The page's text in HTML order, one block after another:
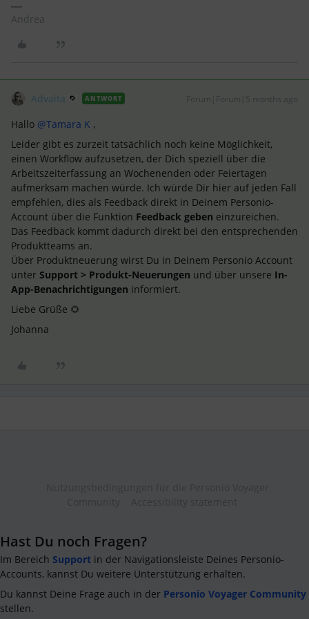
Andrea
Advaita ANTWORT
Hallo ​ @Tamara K ,
Leider gibt es zurzeit tatsächlich noch keine Möglichkeit,
einen Workflow aufzusetzen, der Dich speziell über die
Arbeitszeiterfassung an Wochenenden oder Feiertagen
aufmerksam machen würde. Ich würde Dir hier auf jeden Fall
empfehlen, dies als Feedback direkt in Deinem Personio-
Account über die Funktion Feedback geben einzureichen.
Das Feedback kommt dadurch direkt bei den entsprechenden
Produktteams an.
Über Produktneuerung wirst Du in Deinem Personio Account
unter Support > Produkt-Neuerungen und über unsere In-
App-Benachrichtigungen informiert.
Liebe Grüße 🌻
Johanna
Hast Du noch Fragen?
Im Bereich Support in der Navigationsleiste Deines Personio-
Accounts, kannst Du weitere Unterstützung erhalten.
Du kannst Deine Frage auch in der Personio Voyager Community
stellen.